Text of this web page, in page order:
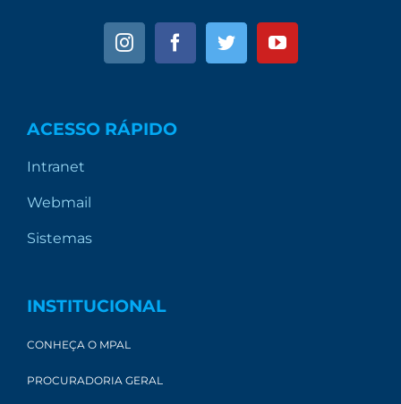
ACESSO RÁPIDO
Intranet
Webmail
Sistemas
INSTITUCIONAL
CONHEÇA O MPAL
PROCURADORIA GERAL